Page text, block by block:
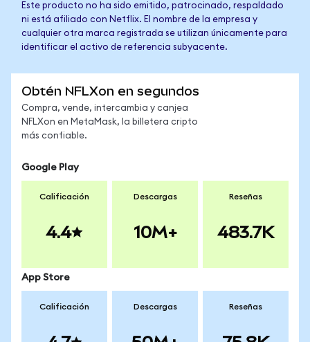
Este producto no ha sido emitido, patrocinado, respaldado
ni está afiliado con Netflix. El nombre de la empresa y
cualquier otra marca registrada se utilizan únicamente para
identificar el activo de referencia subyacente.
Obtén NFLXon en segundos
Compra, vende, intercambia y canjea
NFLXon en MetaMask, la billetera cripto
más confiable.
Google Play
Calificación
4.4
Descargas
10M+
Reseñas
483.7K
App Store
Calificación Descargas Reseñas